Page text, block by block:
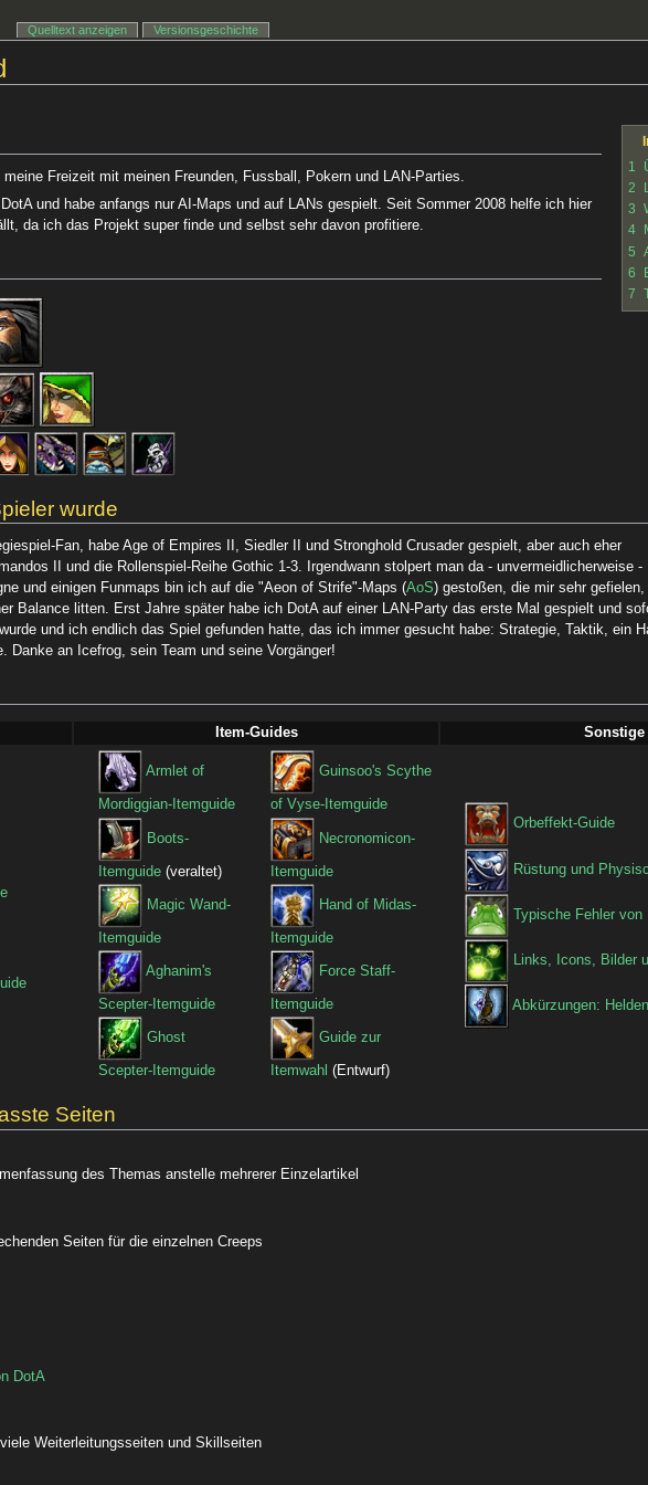
1
2
3
4
5
6
7
meine Freizeit mit meinen Freunden, Fussball, Pokern und LAN-Parties.
und habe anfangs nur AI-Maps und auf LANs gespielt. Seit Sommer 2008 helfe ich hier
da ich das Projekt super finde und selbst sehr davon profitiere.
wurde
Fan, habe Age of Empires II, Siedler II und Stronghold Crusader gespielt, aber auch eher
II und die Rollenspiel-Reihe Gothic 1-3. Irgendwann stolpert man da - unvermeidlicherweise -
und einigen Funmaps bin ich auf die "Aeon of Strife"-Maps (AoS) gestoßen, die mir sehr gefielen,
Balance litten. Erst Jahre später habe ich DotA auf einer LAN-Party das erste Mal gespielt und
und ich endlich das Spiel gefunden hatte, das ich immer gesucht habe: Strategie, Taktik, ein
Danke an Icefrog, sein Team und seine Vorgänger!
Item-Guides Sonstige
Armlet of
Mordiggian-Itemguide‎
Boots-
Itemguide(veraltet)
Magic Wand-
Itemguide
Aghanim's
Scepter-Itemguide
Ghost
Scepter-Itemguide
Guinsoo's Scythe
of Vyse-Itemguide
Necronomicon-
Itemguide
Hand of Midas-
Itemguide
Force Staff-
Itemguide
Guide zur
Itemwahl (Entwurf)
Orbeffekt-Guide‎
Rüstung und
Typische Fehler
Links, Icons, Bilder
Abkürzungen:
Seiten
des Themas anstelle mehrerer Einzelartikel
Seiten für die einzelnen Creeps
DotA
Weiterleitungsseiten und Skillseiten
Quelltext anzeigen Versionsgeschichte